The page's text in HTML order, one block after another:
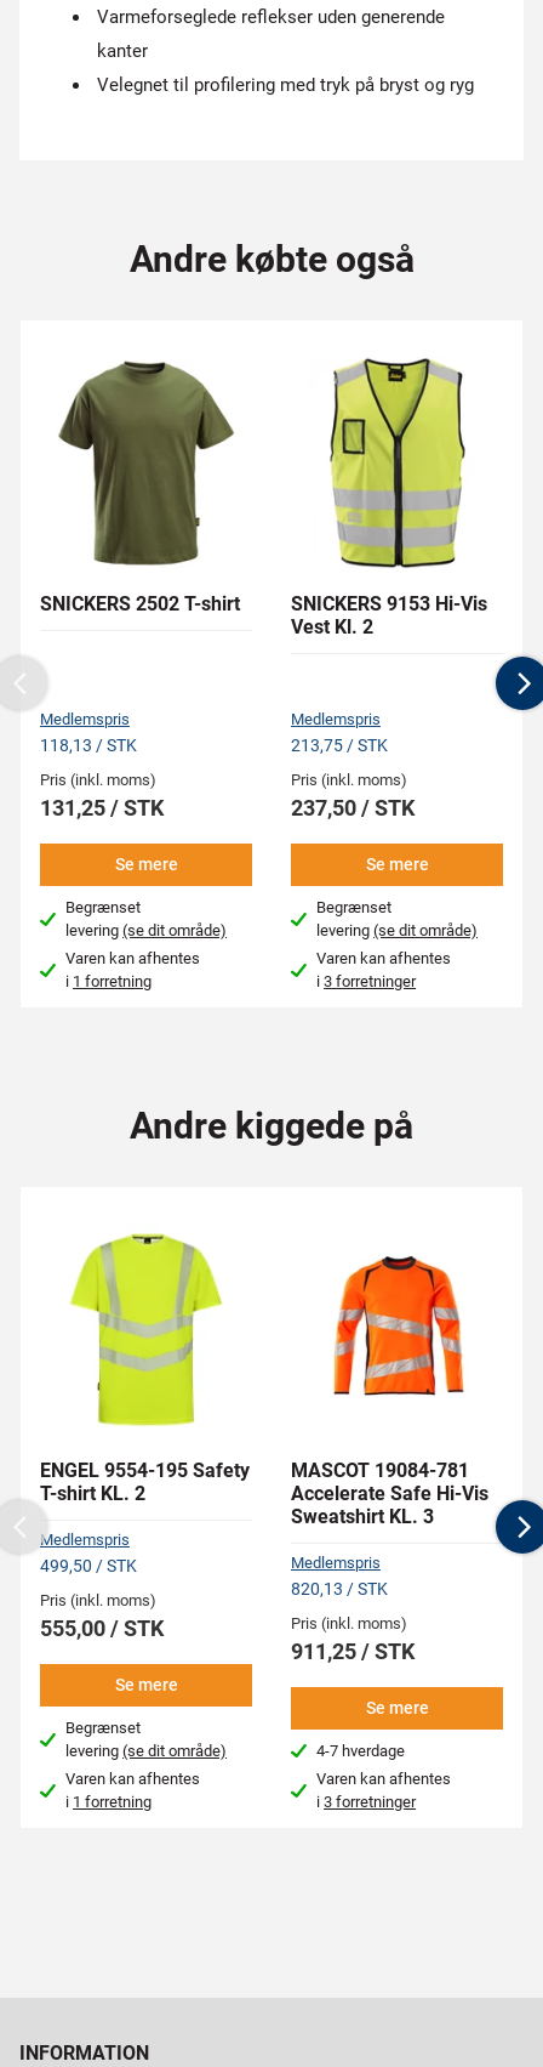
Varmeforseglede reflekser uden generende
kanter
Velegnet til profilering med tryk på bryst og ryg
Andre købte også
SNICKERS 2502 T-shirt
Medlemspris
118,13 / STK
Pris (inkl. moms)
131,25 / STK
Se mere
Begrænset
levering(se dit område)
Varen kan afhentes
i 1 forretning
SNICKERS 9153 Hi-Vis
Vest Kl. 2
Medlemspris
213,75 / STK
Pris (inkl. moms)
237,50 / STK
Se mere
Begrænset
levering(se dit område)
Varen kan afhentes
i3 forretninger
Previous
Andre kiggede på
ENGEL 9554-195 Safety
T-shirt KL. 2
Medlemspris
499,50 / STK
Pris (inkl. moms)
555,00 / STK
Se mere
Begrænset
levering(se dit område)
Varen kan afhentes
i 1 forretning
MASCOT 19084-781
Accelerate Safe Hi-Vis
Sweatshirt KL. 3
Medlemspris
820,13 / STK
Pris (inkl. moms)
911,25 / STK
Se mere
4-7 hverdage
Varen kan afhentes
i3 forretninger
Previous
INFORMATION